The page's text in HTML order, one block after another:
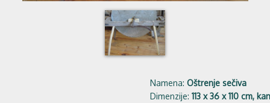
Namena: Oštrenje sečiva
Dimenzije: 113 x 36 x 110 cm,